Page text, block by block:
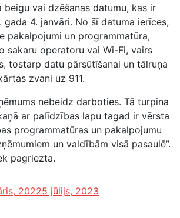
beigu vai dzēšanas datumu, kas ir
4. janvāri. No šī datuma ierīces,
pakalpojumi un programmatūra,
sakaru operatoru vai Wi-Fi, vairs
tostarp datu pārsūtīšanai un tālruņa
zvani uz 911.
nebeidz darboties. Tā turpina
ar palīdzības lapu tagad ir vērsta
programmatūras un pakalpojumu
un valdībām visā pasaulē”.
pagriezta.
20225 jūlijs, 2023